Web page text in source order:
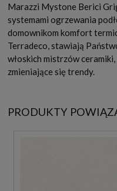
Marazzi Mystone Berici
systemami ogrzewania
domownikom komfort
Terradeco, stawiają
włoskich mistrzów
zmieniające się trendy.
PRODUKTY